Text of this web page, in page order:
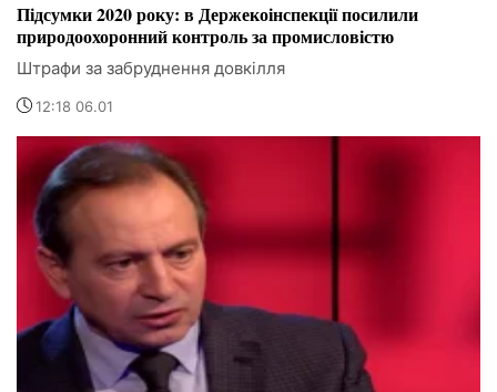
Підсумки 2020 року: в Держекоінспекції посилили
природоохоронний контроль за промисловістю
Штрафи за забруднення довкілля
12:18 06.01